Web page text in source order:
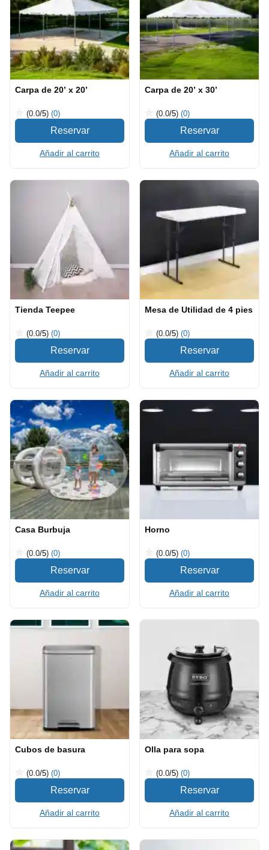
Carpa de 20’ x 20’
(0.0/5) (0)
Añadir al carrito
Carpa de 20’ x 30’
(0.0/5) (0)
Añadir al carrito
Tienda Teepee
(0.0/5) (0)
Añadir al carrito
Mesa de Utilidad de 4 pies
(0.0/5) (0)
Añadir al carrito
Casa Burbuja
(0.0/5) (0)
Añadir al carrito
Horno
(0.0/5) (0)
Añadir al carrito
Cubos de basura
(0.0/5) (0)
Añadir al carrito
Olla para sopa
(0.0/5) (0)
Añadir al carrito